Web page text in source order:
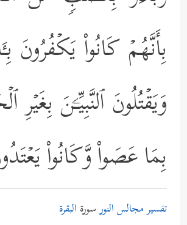
بِأَنَّهُمۡ كَانُواْ یَكۡفُرُونَ
وَیَقۡتُلُونَ ٱلنَّبِیِّـۧنَ
بِمَا عَصَواْ وَّكَانُواْ
تفسير مجالس النورسورة البقرة